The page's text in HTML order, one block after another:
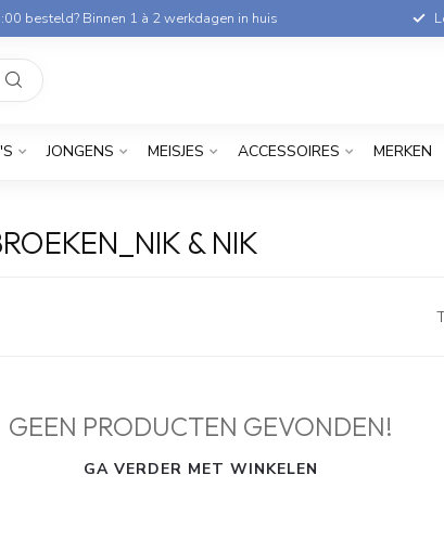
besteld? Binnen 1 à 2 werkdagen in huis
JONGENS MEISJES ACCESSOIRES MERKEN
& NIK
GEEN PRODUCTEN GEVONDEN!
GA VERDER MET WINKELEN